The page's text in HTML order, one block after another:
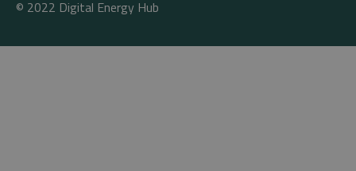
© 2022 Digital Energy Hub